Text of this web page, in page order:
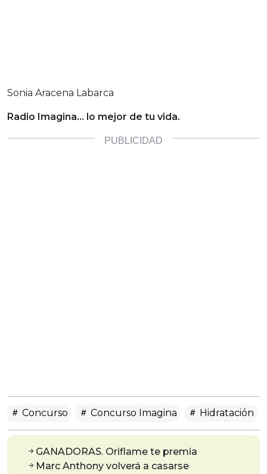
Sonia Aracena Labarca
Radio Imagina… lo mejor de tu vida.
Concurso Concurso Imagina Hidratación
GANADORAS. Oriflame te premia
Marc Anthony volverá a casarse